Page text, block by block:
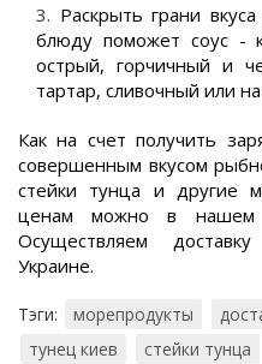
Раскрыть грани
блюду поможет соус -
острый, горчичный и
тартар, сливочный или
Как на счет получить
совершенным вкусом
стейки тунца и другие
ценам можно в нашем
Осуществляем
Украине.
Тэги: морепродукты
тунец киев
стейки тунца